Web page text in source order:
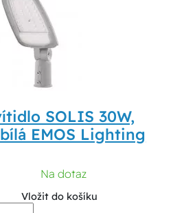
SOLIS 30W,
EMOS Lighting
Na dotaz
Vložit do košíku